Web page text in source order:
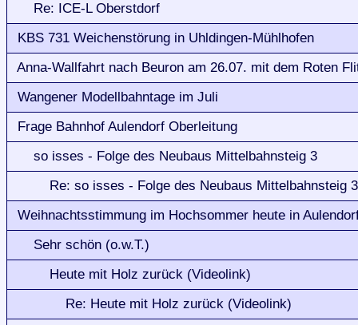
Re: ICE-L Oberstdorf
KBS 731 Weichenstörung in Uhldingen-Mühlhofen
Anna-Wallfahrt nach Beuron am 26.07. mit dem Roten
Wangener Modellbahntage im Juli
Frage Bahnhof Aulendorf Oberleitung
so isses - Folge des Neubaus Mittelbahnsteig 3
Re: so isses - Folge des Neubaus Mittelbahnsteig 3
Weihnachtsstimmung im Hochsommer heute in
Sehr schön (o.w.T.)
Heute mit Holz zurück (Videolink)
Re: Heute mit Holz zurück (Videolink)